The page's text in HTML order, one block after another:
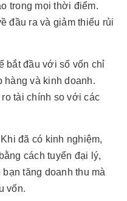
trong mọi thời điểm.
đầu ra và giảm thiểu rủi
bắt đầu với số vốn chỉ
hàng và kinh doanh.
tài chính so với các
Khi đã có kinh nghiệm,
cách tuyển đại lý,
tăng doanh thu mà
vốn.